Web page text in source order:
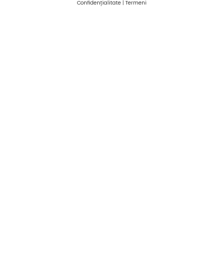
Confidențialitate | Termeni